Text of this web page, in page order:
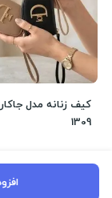
کیف زنانه مدل
1309